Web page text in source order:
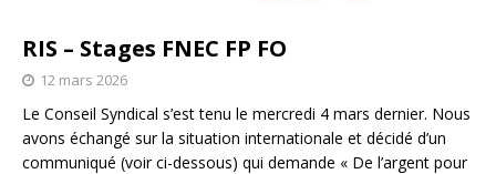
RIS – Stages FNEC FP FO
12 mars 2026
Le Conseil Syndical s’est tenu le mercredi 4 mars dernier. Nous
avons échangé sur la situation internationale et décidé d’un
communiqué (voir ci-dessous) qui demande « De l’argent pour